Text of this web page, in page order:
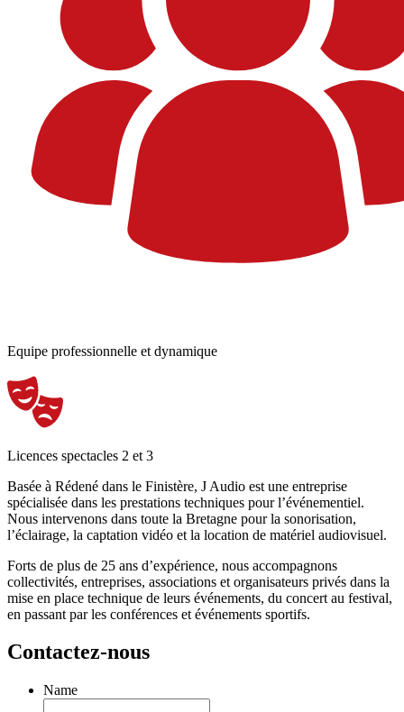
Equipe professionnelle et dynamique
Licences spectacles 2 et 3
Basée à Rédené dans le Finistère, J Audio est une entreprise
spécialisée dans les prestations techniques pour l’événementiel.
Nous intervenons dans toute la Bretagne pour la sonorisation,
l’éclairage, la captation vidéo et la location de matériel audiovisuel.
Forts de plus de 25 ans d’expérience, nous accompagnons
collectivités, entreprises, associations et organisateurs privés dans la
mise en place technique de leurs événements, du concert au festival,
en passant par les conférences et événements sportifs.
Contactez-nous
Name